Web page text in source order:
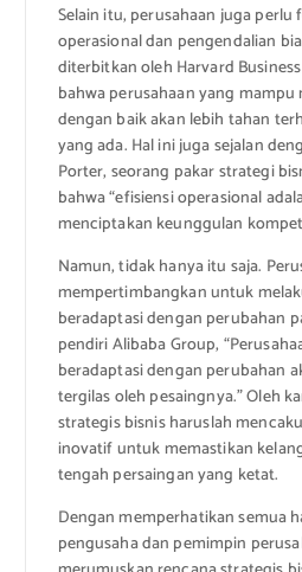
Selain itu, perusahaan juga perlu
operasional dan pengendalian
diterbitkan oleh Harvard
bahwa perusahaan yang mampu
dengan baik akan lebih tahan
yang ada. Hal ini juga sejalan
Porter, seorang pakar strategi
bahwa “efisiensi operasional
menciptakan keunggulan
Namun, tidak hanya itu saja.
mempertimbangkan untuk
beradaptasi dengan perubahan
pendiri Alibaba Group,
beradaptasi dengan perubahan
tergilas oleh pesaingnya.” Oleh
strategis bisnis haruslah
inovatif untuk memastikan
tengah persaingan yang ketat.
Dengan memperhatikan semua
pengusaha dan pemimpin